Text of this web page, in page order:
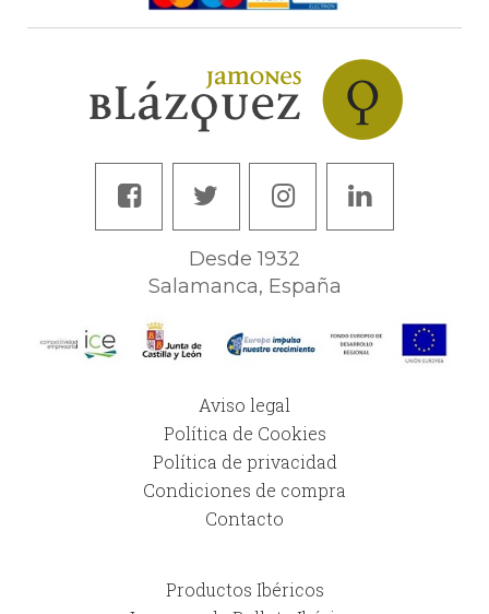
Desde 1932
Salamanca, España
Aviso legal
Política de Cookies
Política de privacidad
Condiciones de compra
Contacto
Productos Ibéricos